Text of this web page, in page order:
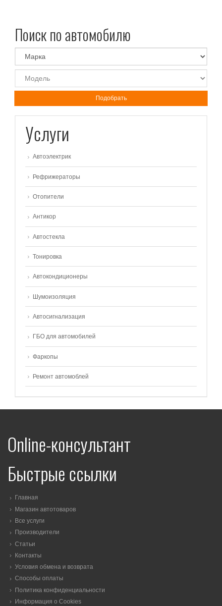
Поиск по автомобилю
Подобрать
Услуги
Автоэлектрик
Рефрижераторы
Отопители
Антикор
Автостекла
Тонировка
Автокондиционеры
Шумоизоляция
Автосигнализация
ГБО для автомобилей
Фаркопы
Ремонт автомоблей
Online-консультант
Быстрые ссылки
Главная
Магазин автотоваров
Все услуги
Производители
Статьи
Контакты
Условия обмена и возврата
Способы оплаты
Политика конфиденциальности
Информация о Cookies